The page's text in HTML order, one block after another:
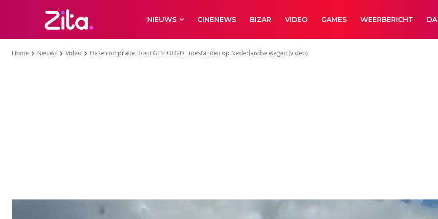
NIEUWS CINENEWS BIZAR VIDEO GAMES WEERBERICHT
Home Nieuws Video Deze compilatie toont GESTOORDE toestanden op Nederlandse wegen (video)